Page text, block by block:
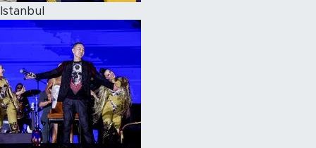
Istanbul